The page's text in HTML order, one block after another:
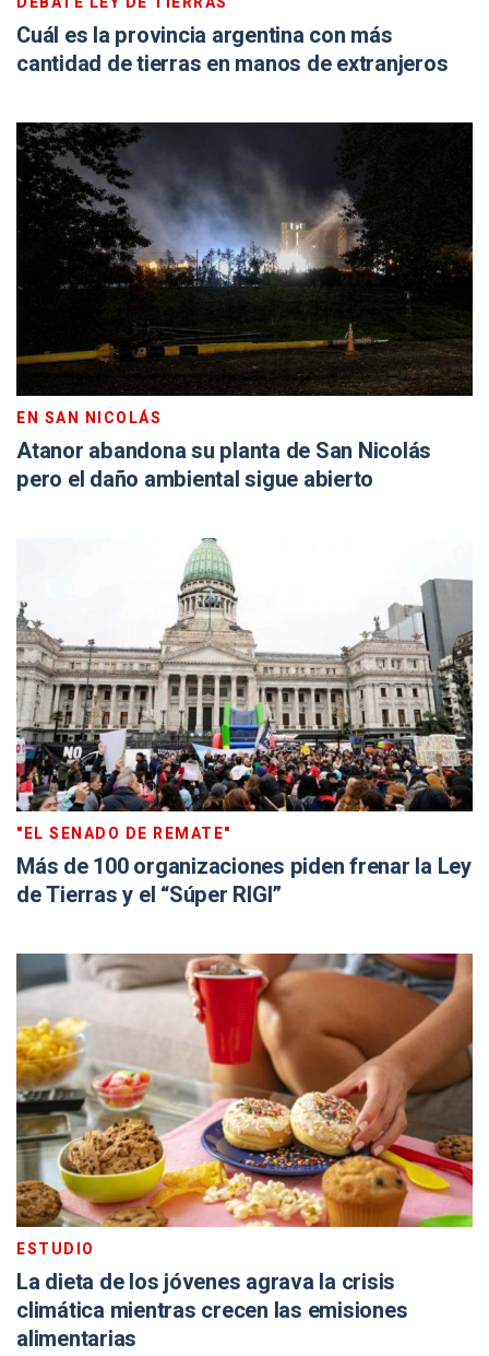
Cuál es la provincia argentina con más
cantidad de tierras en manos de extranjeros
EN SAN NICOLÁS
Atanor abandona su planta de San Nicolás
pero el daño ambiental sigue abierto
"EL SENADO DE REMATE"
Más de 100 organizaciones piden frenar la Ley
de Tierras y el “Súper RIGI”
ESTUDIO
La dieta de los jóvenes agrava la crisis
climática mientras crecen las emisiones
alimentarias